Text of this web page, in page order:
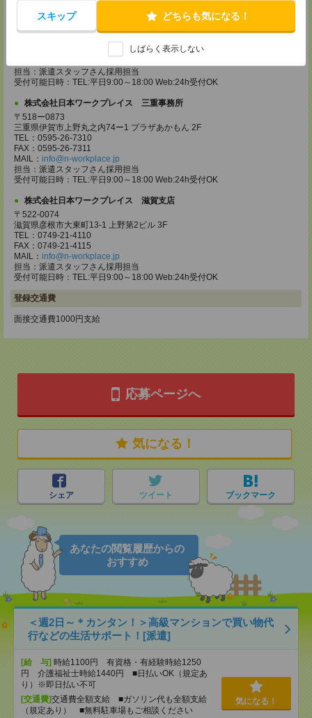
スキップ どちらも気になる！
しばらく表示しない
株式会社日本ワークプレイス 中部支店
〒491ー0858
愛知県一宮市栄1ー3ー29 東海ビル 3F
担当：派遣スタッフさん採用担当
受付可能日時：TEL:平日9:00～18:00 Web:24h受付OK
株式会社日本ワークプレイス 三重事務所
〒518ー0873
三重県伊賀市上野丸之内74ー1 プラザあかもん 2F
TEL：0595-26-7310
FAX：0595-26-7311
MAIL： info@n-workplace.jp
担当：派遣スタッフさん採用担当
受付可能日時：TEL:平日9:00～18:00 Web:24h受付OK
株式会社日本ワークプレイス 滋賀支店
〒522-0074
滋賀県彦根市大東町13-1 上野第2ビル 3F
TEL：0749-21-4110
FAX：0749-21-4115
MAIL： info@n-workplace.jp
担当：派遣スタッフさん採用担当
受付可能日時：TEL:平日9:00～18:00 Web:24h受付OK
登録交通費
面接交通費1000円支給
応募ページへ
気になる！
シェア ツイート ブックマーク
あなたの閲覧履歴からの
おすすめ
＜週2日～＊カンタン！＞高級マンションで買い物代
行などの生活サポート！[派遣]
[給 与] 時給1100円 有資格・有経験時給1250
円 介護福祉士時給1440円 ■日払いOK（規定あ
り）※即日払い不可
[交通費]交通費全額支給 ■ガソリン代も全額支給
（規定あり） ■無料駐車場もご相談ください
気になる！